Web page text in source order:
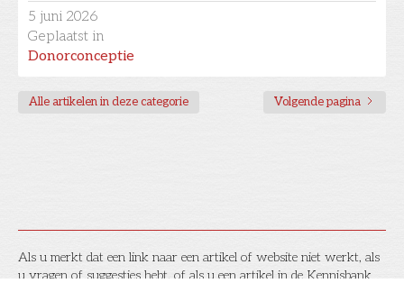
Als u merkt dat een link naar een artikel of website niet werkt, als
u vragen of suggesties hebt, of als u een artikel in de Kennisbank
5 juni 2026
Geplaatst in
Donorconceptie
Alle artikelen in deze categorie Volgende pagina